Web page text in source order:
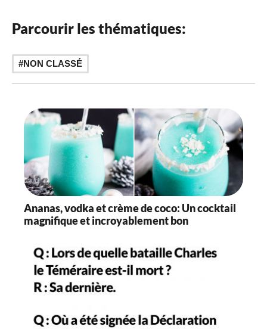
Parcourir les thématiques:
NON CLASSÉ
Ananas, vodka et crème de coco: Un cocktail
magnifique et incroyablement bon